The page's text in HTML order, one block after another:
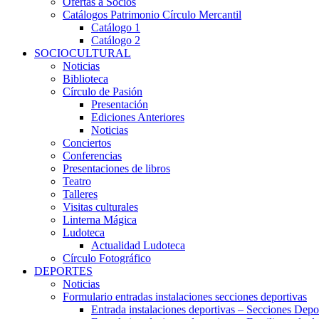
Catálogos Patrimonio Círculo Mercantil
Catálogo 1
Catálogo 2
SOCIOCULTURAL
Noticias
Biblioteca
Círculo de Pasión
Presentación
Ediciones Anteriores
Noticias
Conciertos
Conferencias
Presentaciones de libros
Teatro
Talleres
Visitas culturales
Linterna Mágica
Ludoteca
Actualidad Ludoteca
Círculo Fotográfico
DEPORTES
Noticias
Formulario entradas instalaciones secciones deportivas
Entrada instalaciones deportivas – Secciones